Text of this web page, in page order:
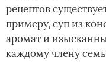
рецептов
примеру, суп из
аромат и
каждому члену